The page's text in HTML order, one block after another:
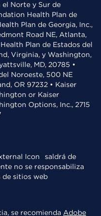
el Norte y Sur de
Health Plan de
Plan de Georgia, Inc.,
Road NE, Atlanta,
Plan de Estados del
Virginia, y Washington,
MD, 20785 •
Noroeste, 500 NE
OR 97232 • Kaiser
or Kaiser
Options, Inc., 2715
saldrá de
no se responsabiliza
de sitios web
se recomienda Adobe